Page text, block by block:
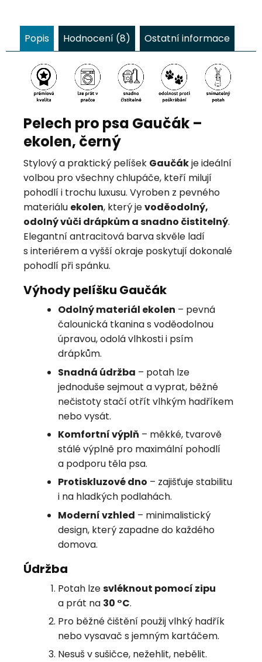
Popis
Hodnocení (8) Ostatní informace
Pelech pro psa Gaučák –
ekolen, černý
Stylový a praktický pelíšek Gaučákje ideální
volbou pro všechny chlupáče, kteří milují
pohodlí i trochu luxusu. Vyroben z pevného
materiálu ekolen, který jevoděodolný,
odolný vůči drápkům a snadno čistitelný.
Elegantní antracitová barva skvěle ladí
s interiérem a vyšší okraje poskytují dokonalé
pohodlí při spánku.
Výhody pelíšku Gaučák
Odolný materiál ekolen – pevná
čalounická tkanina s voděodolnou
úpravou, odolá vlhkosti i psím
drápkům.
Snadná údržba – potah lze
jednoduše sejmout a vyprat, běžné
nečistoty stačí otřít vlhkým hadříkem
nebo vysát.
Komfortní výplň – měkké, tvarově
stálé výplně pro maximální pohodlí
a podporu těla psa.
Protiskluzové dno – zajišťuje stabilitu
i na hladkých podlahách.
Moderní vzhled – minimalistický
design, který zapadne do každého
domova.
Údržba
Potah lzesvléknout pomocí zipu
a prát na 30 °C.
Pro běžné čištění použij vlhký hadřík
nebo vysavač s jemným kartáčem.
Nesuš v sušičce, nežehlit, nebělit.